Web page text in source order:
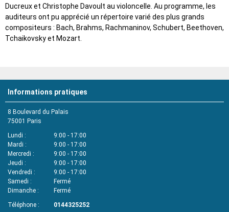
Ducreux et Christophe Davoult au violoncelle. Au programme, les
auditeurs ont pu apprécié un répertoire varié des plus grands
compositeurs : Bach, Brahms, Rachmaninov, Schubert, Beethoven,
Tchaikovsky et Mozart.
Informations pratiques
8 Boulevard du Palais
75001 Paris
Lundi
9:00 - 17:00
Mardi
9:00 - 17:00
Mercredi
9:00 - 17:00
Jeudi
9:00 - 17:00
Vendredi
9:00 - 17:00
Samedi
Fermé
Dimanche
Fermé
Téléphone
0144325252